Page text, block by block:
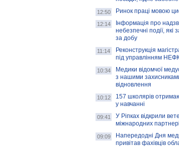
12:50 Ринок праці мовою
12:14
Інформація про
небезпечні події, які
за добу
11:14
Реконструкція
під управлінням
10:34
Медики відомчої
з нашими
відновлення
10:12
157 школярів
у навчанні
09:41
У Ріпках відкрили
міжнародних
09:09
Напередодні Дня
привітав фахівців